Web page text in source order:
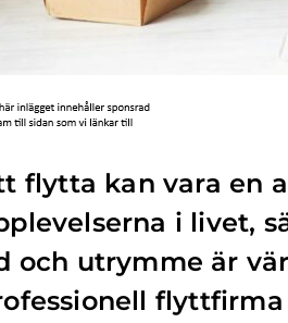
flytta kan vara en
i livet,
och utrymme är